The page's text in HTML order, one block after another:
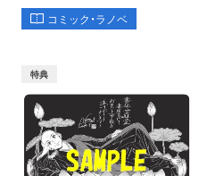
コミック・ラノベ
特典